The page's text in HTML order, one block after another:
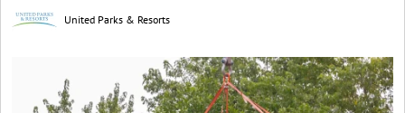
United Parks & Resorts